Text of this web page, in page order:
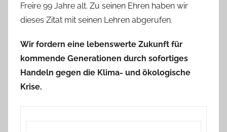
Freire 99 Jahre alt. Zu seinen Ehren haben wir
dieses Zitat mit seinen Lehren abgerufen.
Wir fordern eine lebenswerte Zukunft für
kommende Generationen durch sofortiges
Handeln gegen die Klima- und ökologische
Krise.